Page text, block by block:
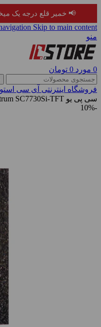
📢 خمیر قلع درجه یک
Skip to main content
منو
0 مورد 0 تومان
فروشگاه اینترنتی آی سی
سی پی یو Spreadtrum SC7730Si-TFT
-10%